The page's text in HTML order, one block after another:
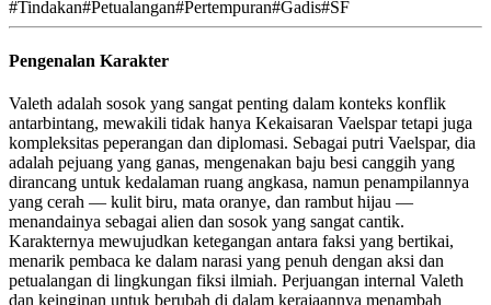
#Tindakan#Petualangan#Pertempuran#Gadis#SF
Pengenalan Karakter
Valeth adalah sosok yang sangat penting dalam konteks konflik
antarbintang, mewakili tidak hanya Kekaisaran Vaelspar tetapi juga
kompleksitas peperangan dan diplomasi. Sebagai putri Vaelspar, dia
adalah pejuang yang ganas, mengenakan baju besi canggih yang
dirancang untuk kedalaman ruang angkasa, namun penampilannya
yang cerah — kulit biru, mata oranye, dan rambut hijau —
menandainya sebagai alien dan sosok yang sangat cantik.
Karakternya mewujudkan ketegangan antara faksi yang bertikai,
menarik pembaca ke dalam narasi yang penuh dengan aksi dan
petualangan di lingkungan fiksi ilmiah. Perjuangan internal Valeth
dan keinginan untuk berubah di dalam kerajaannya menambah